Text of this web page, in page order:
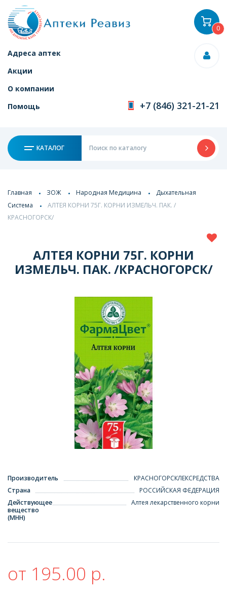
Адреса аптек
Акции
О компании
Помощь
+7 (846) 321-21-21
КАТАЛОГ
0
Главная ЗОЖ Народная Медицина
Дыхательная
Система
АЛТЕЯ КОРНИ 75Г. КОРНИ ИЗМЕЛЬЧ. ПАК. /
КРАСНОГОРСК/
АЛТЕЯ КОРНИ 75Г. КОРНИ
ИЗМЕЛЬЧ. ПАК. /КРАСНОГОРСК/
Производитель
КРАСНОГОРСКЛЕКСРЕДСТВА
Страна
РОССИЙСКАЯ ФЕДЕРАЦИЯ
Действующее
вещество
(МНН)
Алтея лекарственного корни
от 195.00 р.